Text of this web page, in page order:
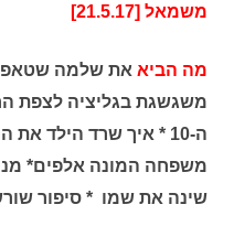
משמאל [21.5.17]
מה הביא את שלמה
משגשגת בגליציה לצפת
ה-10 * איך שרד הילד
משפחה המונה אלפים*
שינה את שמו * סיפור